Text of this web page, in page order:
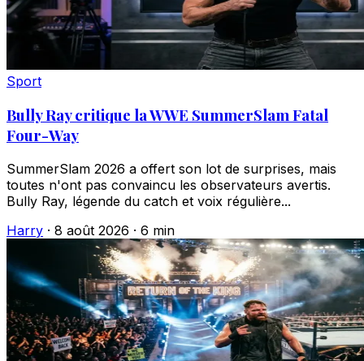
Sport
Bully Ray critique la WWE SummerSlam Fatal
Four-Way
SummerSlam 2026 a offert son lot de surprises, mais
toutes n'ont pas convaincu les observateurs avertis.
Bully Ray, légende du catch et voix régulière...
Harry · 8 août 2026 · 6 min